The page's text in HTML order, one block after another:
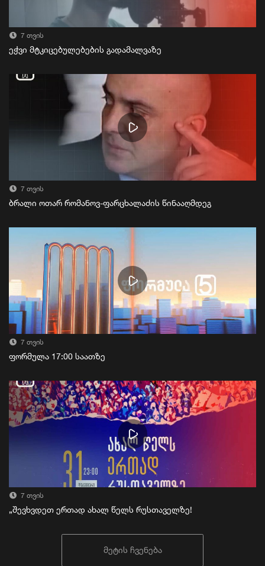
7 თვის
ეჭვი მტკიცებულებების გადამალვაზე
7 თვის
ბრალი ოთარ რომანოვ-ფარცხალაძის წინააღმდეგ
7 თვის
ფორმულა 17:00 საათზე
7 თვის
„შევხვდეთ ერთად ახალ წელს რუსთაველზე!
მეტის ჩვენება